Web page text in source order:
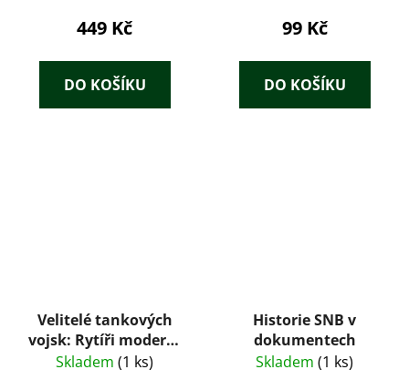
stíhače
449 Kč
DO KOŠÍKU
99 Kč
DO KOŠÍKU
Velitelé tankových
vojsk: Rytíři moderní
doby
Skladem (1 ks)
Historie SNB v
dokumentech
Skladem (1 ks)